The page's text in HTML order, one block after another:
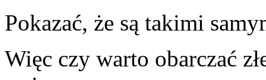
Pokazać, że są takimi
Więc czy warto obarczać